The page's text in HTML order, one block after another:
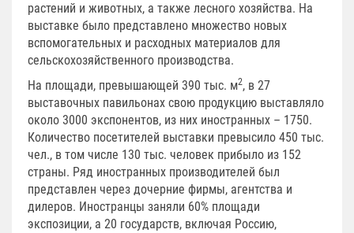
растений и животных, а также лесного хозяйства. На
выставке было представлено множество новых
вспомогательных и расходных материалов для
сельскохозяйственного производства.
На площади, превышающей 390 тыс. м2, в 27
выставочных павильонах свою продукцию выставляло
около 3000 экспонентов, из них иностранных – 1750.
Количество посетителей выставки превысило 450 тыс.
чел., в том числе 130 тыс. человек прибыло из 152
страны. Ряд иностранных производителей был
представлен через дочерние фирмы, агентства и
дилеров. Иностранцы заняли 60% площади
экспозиции, а 20 государств, включая Россию,